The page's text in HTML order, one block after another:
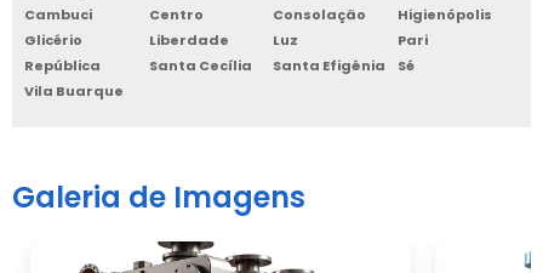
Cambuci
Centro Consolação
Higienópolis
Glicério
Liberdade Luz
Pari
República
Santa Cecília Santa Efigênia
Sé
Vila Buarque
Galeria de Imagens